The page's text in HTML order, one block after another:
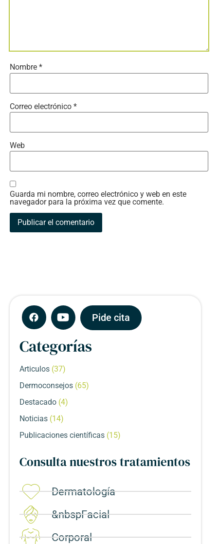
Nombre *
Correo electrónico *
Web
Guarda mi nombre, correo electrónico y web en este
navegador para la próxima vez que comente.
Pide cita
Categorías
Articulos (37)
Dermoconsejos (65)
Destacado (4)
Noticias (14)
Publicaciones científicas (15)
Consulta nuestros tratamientos
Dermatología
&nbspFacial
Corporal​